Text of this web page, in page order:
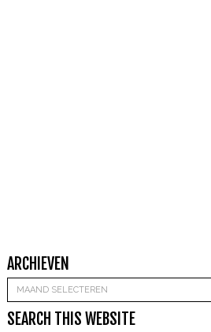
ARCHIEVEN
Archieven
SEARCH THIS WEBSITE